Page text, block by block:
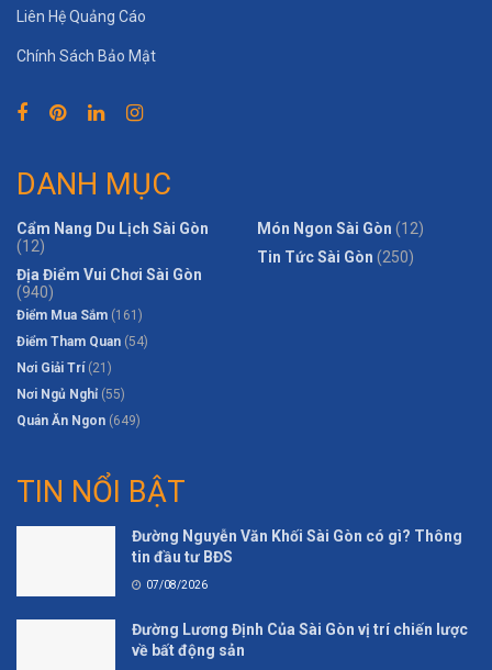
Liên Hệ Quảng Cáo
Chính Sách Bảo Mật
DANH MỤC
Cẩm Nang Du Lịch Sài Gòn
(12)
Địa Điểm Vui Chơi Sài Gòn
(940)
Điểm Mua Sắm (161)
Điểm Tham Quan (54)
Nơi Giải Trí(21)
Nơi Ngủ Nghỉ (55)
Quán Ăn Ngon (649)
Món Ngon Sài Gòn (12)
Tin Tức Sài Gòn (250)
TIN NỔI BẬT
Đường Nguyễn Văn Khối Sài Gòn có gì? Thông
tin đầu tư BĐS
07/08/2026
Đường Lương Định Của Sài Gòn vị trí chiến lược
về bất động sản